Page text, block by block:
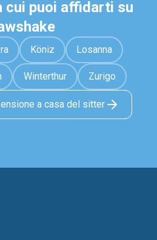
cui puoi affidarti su
Köniz Losanna
Winterthur Zurigo
a casa del sitter